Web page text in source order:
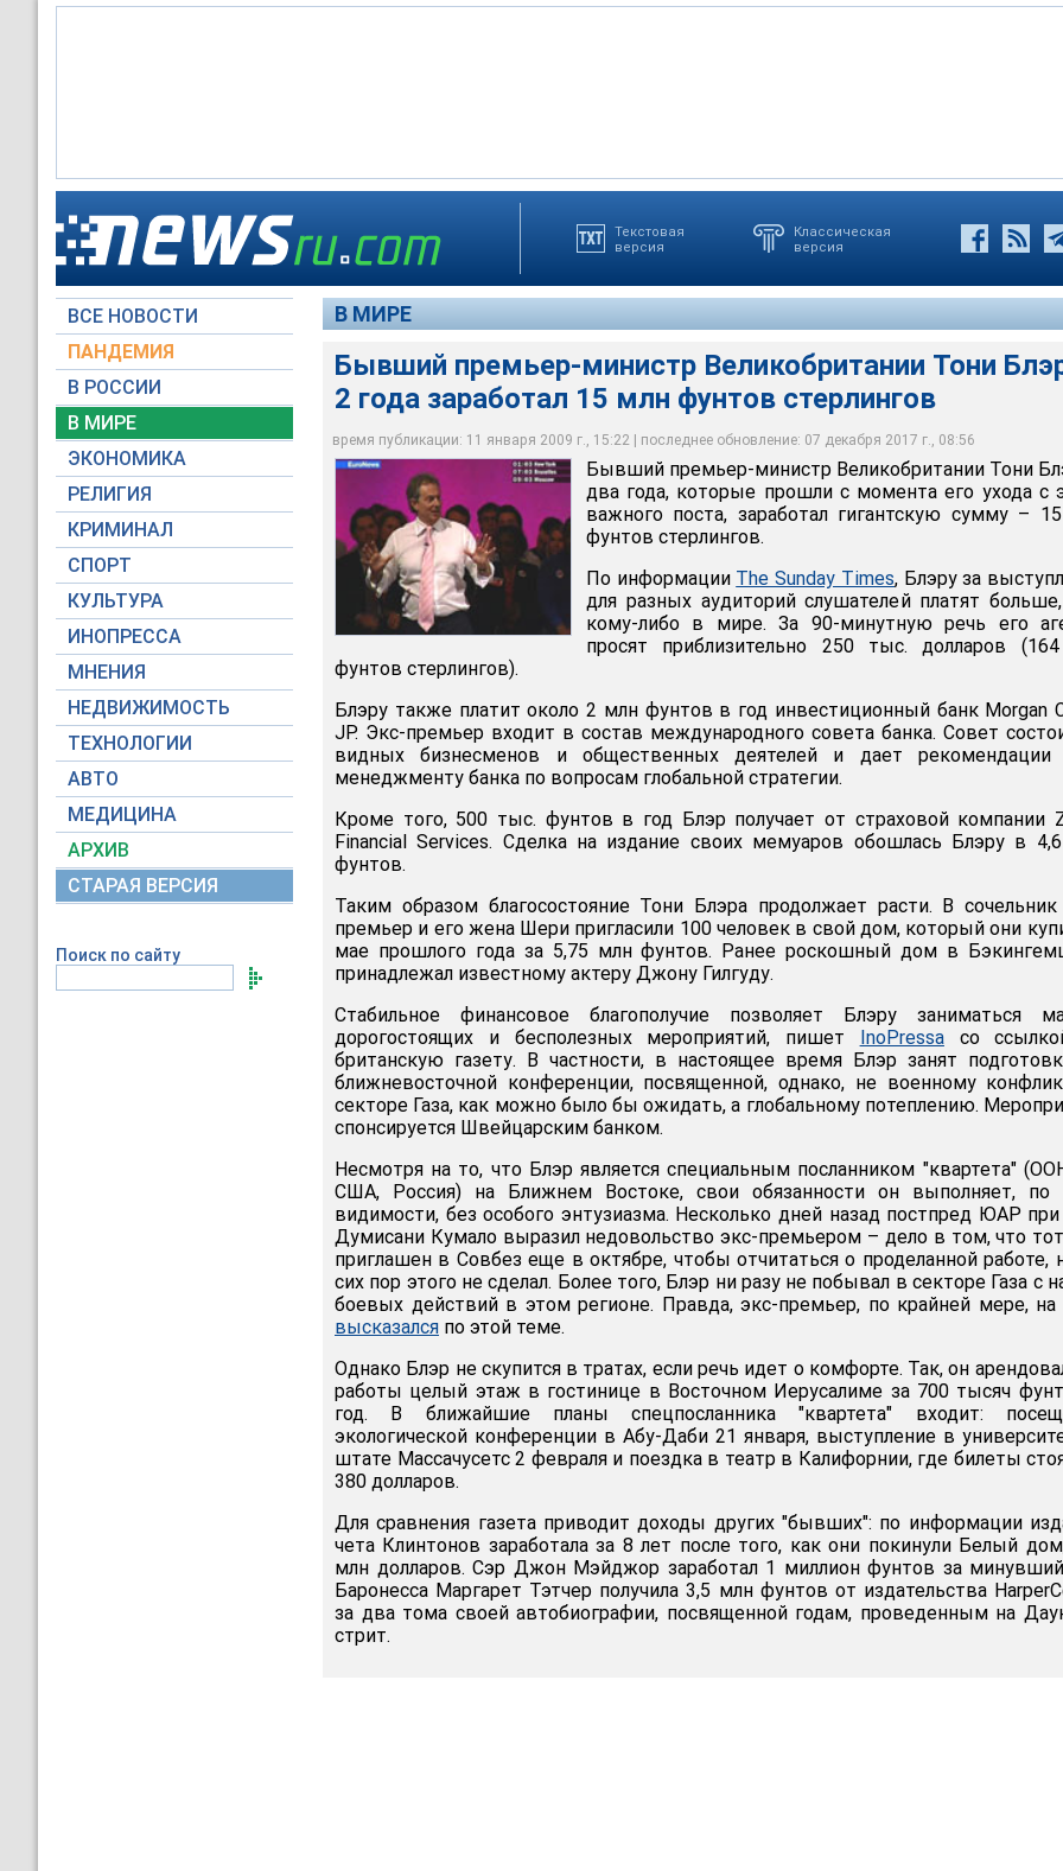
Текстовая
версия
Классическая
версия
ВСЕ НОВОСТИ
ПАНДЕМИЯ
В РОССИИ
В МИРЕ
ЭКОНОМИКА
РЕЛИГИЯ
КРИМИНАЛ
СПОРТ
КУЛЬТУРА
ИНОПРЕССА
МНЕНИЯ
НЕДВИЖИМОСТЬ
ТЕХНОЛОГИИ
АВТО
МЕДИЦИНА
АРХИВ
СТАРАЯ ВЕРСИЯ
Поиск по сайту
В МИРЕ
Бывший премьер-министр Великобритании Тони
2 года заработал 15 млн фунтов стерлингов
время публикации: 11 января 2009 г., 15:22 | последнее обновление: 07 декабря 2017 г., 08:56
Бывший премьер-министр Великобритании Тони Блэр за два года, которые прошли с
момента его ухода с этого важного поста, заработал гигантскую сумму – 15 млн
фунтов стерлингов
Euronews
Бывший премьер-министр Великобритании Тони
два года, которые прошли с момента его ухода с
важного поста, заработал гигантскую сумму –
фунтов стерлингов.
По информации The Sunday Times, Блэру за
для разных аудиторий слушателей платят
кому-либо в мире. За 90-минутную речь его
просят приблизительно 250 тыс. долларов
фунтов стерлингов).
Блэру также платит около 2 млн фунтов в год инвестиционный банк Morgan
JP. Экс-премьер входит в состав международного совета банка. Совет
видных бизнесменов и общественных деятелей и дает рекомендации
менеджменту банка по вопросам глобальной стратегии.
Кроме того, 500 тыс. фунтов в год Блэр получает от страховой компании
Financial Services. Сделка на издание своих мемуаров обошлась Блэру в
фунтов.
Таким образом благосостояние Тони Блэра продолжает расти. В
премьер и его жена Шери пригласили 100 человек в свой дом, который они
мае прошлого года за 5,75 млн фунтов. Ранее роскошный дом в
принадлежал известному актеру Джону Гилгуду.
Стабильное финансовое благополучие позволяет Блэру заниматься
дорогостоящих и бесполезных мероприятий, пишет InoPressaсо
британскую газету. В частности, в настоящее время Блэр занят
ближневосточной конференции, посвященной, однако, не военному
секторе Газа, как можно было бы ожидать, а глобальному потеплению.
спонсируется Швейцарским банком.
Несмотря на то, что Блэр является специальным посланником "квартета"
США, Россия) на Ближнем Востоке, свои обязанности он выполняет, по
видимости, без особого энтузиазма. Несколько дней назад постпред ЮАР
Думисани Кумало выразил недовольство экс-премьером – дело в том, что
приглашен в Совбез еще в октябре, чтобы отчитаться о проделанной работе,
сих пор этого не сделал. Более того, Блэр ни разу не побывал в секторе Газа с
боевых действий в этом регионе. Правда, экс-премьер, по крайней мере, на
высказался по этой теме.
Однако Блэр не скупится в тратах, если речь идет о комфорте. Так, он
работы целый этаж в гостинице в Восточном Иерусалиме за 700 тысяч
год. В ближайшие планы спецпосланника "квартета" входит:
экологической конференции в Абу-Даби 21 января, выступление в
штате Массачусетс 2 февраля и поездка в театр в Калифорнии, где билеты
380 долларов.
Для сравнения газета приводит доходы других "бывших": по информации
чета Клинтонов заработала за 8 лет после того, как они покинули Белый
млн долларов. Сэр Джон Мэйджор заработал 1 миллион фунтов за
Баронесса Маргарет Тэтчер получила 3,5 млн фунтов от издательства
за два тома своей автобиографии, посвященной годам, проведенным на
стрит.